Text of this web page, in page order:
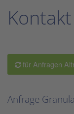
Kontakt
für Anfragen
Anfrage